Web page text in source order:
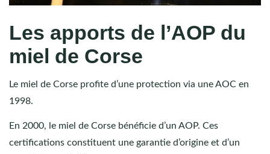
Les apports de l’AOP du
miel de Corse
Le miel de Corse profite d’une protection via une AOC en
1998.
En 2000, le miel de Corse bénéficie d’un AOP. Ces
certifications constituent une garantie d’origine et d’un